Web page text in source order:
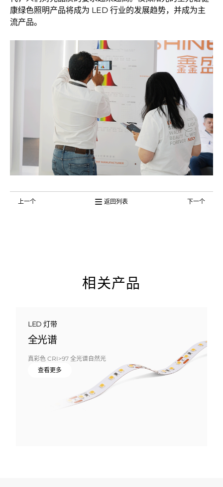
康绿色照明产品将成为 LED 行业的发展趋势，并成为主
流产品。
上一个 返回列表 下一个
相关产品
LED 灯带
全光谱
真彩色 CRI>97 全光谱自然光
查看更多